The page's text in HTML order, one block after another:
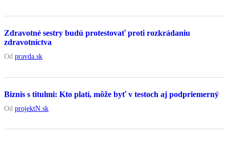
Zdravotné sestry budú protestovať proti rozkrádaniu
zdravotníctva
Od pravda.sk
Biznis s titulmi: Kto platí, môže byť v testoch aj podpriemerný
Od projektN.sk